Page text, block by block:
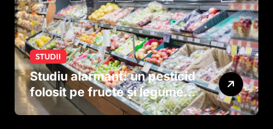
STUDII
Studiu alarmant: un pesticid
folosit pe fructe și legume
ar putea afecta dezvoltarea